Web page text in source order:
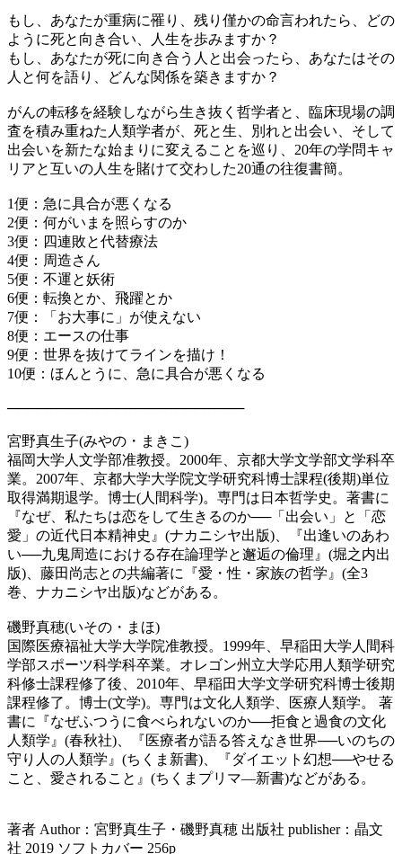
もし、あなたが重病に罹り、残り僅かの命言われたら、どの
ように死と向き合い、人生を歩みますか？
もし、あなたが死に向き合う人と出会ったら、あなたはその
人と何を語り、どんな関係を築きますか？
がんの転移を経験しながら生き抜く哲学者と、臨床現場の調
査を積み重ねた人類学者が、死と生、別れと出会い、そして
出会いを新たな始まりに変えることを巡り、20年の学問キャ
リアと互いの人生を賭けて交わした20通の往復書簡。
1便：急に具合が悪くなる
2便：何がいまを照らすのか
3便：四連敗と代替療法
4便：周造さん
5便：不運と妖術
6便：転換とか、飛躍とか
7便：「お大事に」が使えない
8便：エースの仕事
9便：世界を抜けてラインを描け！
10便：ほんとうに、急に具合が悪くなる
────────────────────────
宮野真生子(みやの・まきこ)
福岡大学人文学部准教授。2000年、京都大学文学部文学科卒
業。2007年、京都大学大学院文学研究科博士課程(後期)単位
取得満期退学。博士(人間科学)。専門は日本哲学史。著書に
『なぜ、私たちは恋をして生きるのか──「出会い」と「恋
愛」の近代日本精神史』(ナカニシヤ出版)、『出逢いのあわ
い──九鬼周造における存在論理学と邂逅の倫理』(堀之内出
版)、藤田尚志との共編著に『愛・性・家族の哲学』(全3
巻、ナカニシヤ出版)などがある。
磯野真穂(いその・まほ)
国際医療福祉大学大学院准教授。1999年、早稲田大学人間科
学部スポーツ科学科卒業。オレゴン州立大学応用人類学研究
科修士課程修了後、2010年、早稲田大学文学研究科博士後期
課程修了。博士(文学)。専門は文化人類学、医療人類学。 著
書に『なぜふつうに食べられないのか──拒食と過食の文化
人類学』(春秋社)、『医療者が語る答えなき世界──いのちの
守り人の人類学』(ちくま新書)、『ダイエット幻想──やせる
こと、愛されること』(ちくまプリマ―新書)などがある。
著者 Author：宮野真生子・磯野真穂 出版社 publisher：晶文
社 2019 ソフトカバー 256p